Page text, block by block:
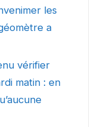
les
a
vérifier
matin : en